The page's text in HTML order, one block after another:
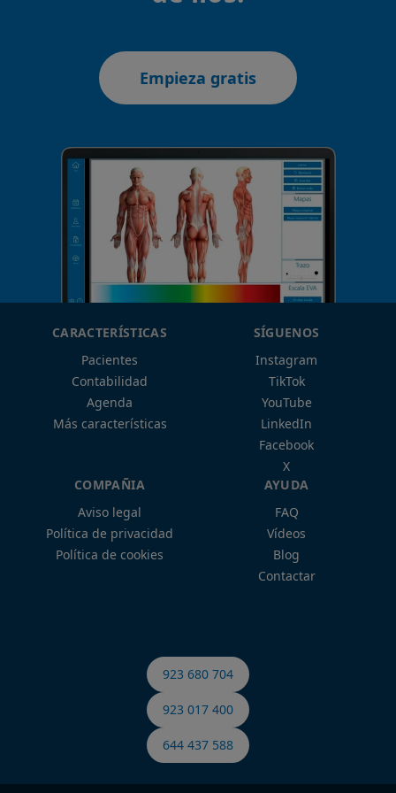
Empieza gratis
CARACTERÍSTICAS
Pacientes
Contabilidad
Agenda
Más características
SÍGUENOS
Instagram
TikTok
YouTube
LinkedIn
Facebook
X
COMPAÑIA
Aviso legal
Política de privacidad
Política de cookies
AYUDA
FAQ
Vídeos
Blog
Contactar
923 680 704
923 017 400
644 437 588